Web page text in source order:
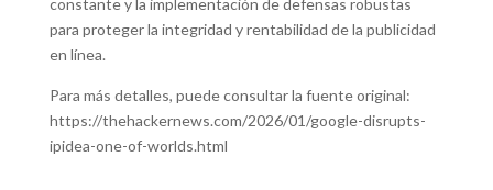
constante y la implementación de defensas robustas
para proteger la integridad y rentabilidad de la publicidad
en línea.
Para más detalles, puede consultar la fuente original:
https://thehackernews.com/2026/01/google-disrupts-
ipidea-one-of-worlds.html